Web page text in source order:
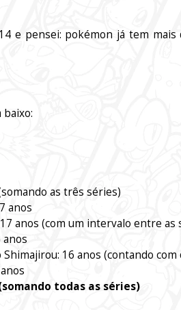
e pensei: pokémon já tem mais
baixo:
as três séries)
anos
anos (com um intervalo entre as
anos
16 anos (contando com
todas as séries)